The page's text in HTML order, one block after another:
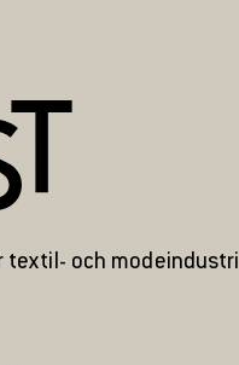
textil- och modeindustri